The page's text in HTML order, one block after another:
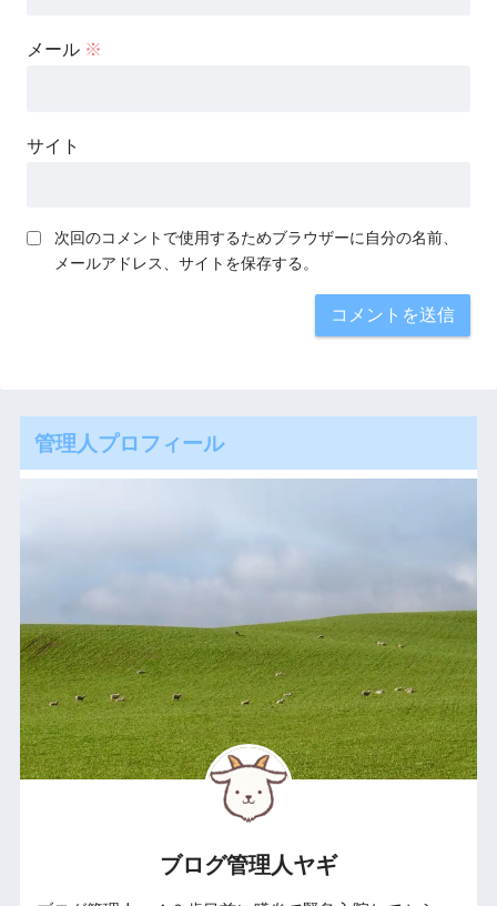
メール ※
サイト
次回のコメントで使用するためブラウザーに自分の名前、
メールアドレス、サイトを保存する。
管理人プロフィール
ブログ管理人ヤギ